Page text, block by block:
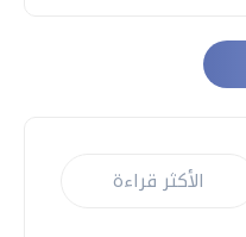
الأكثر قراءة